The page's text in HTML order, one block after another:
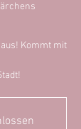
Kommt mit